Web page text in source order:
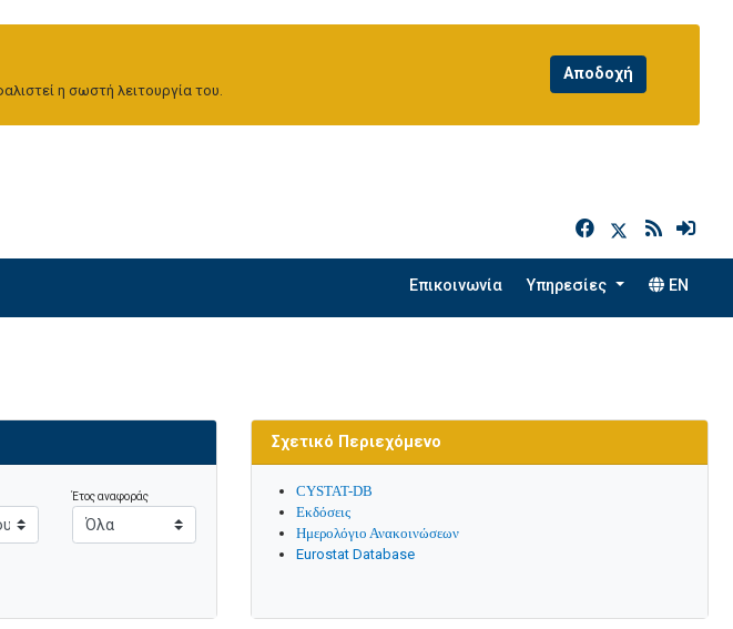
η σωστή λειτουργία του.
h
Επικοινωνία Υπηρεσίες EN
Έτος αναφοράς
Σχετικό Περιεχόμενο
CYSTAT-DB
Εκδόσεις
Ημερολόγιο Ανακοινώσεων
Eurostat Database